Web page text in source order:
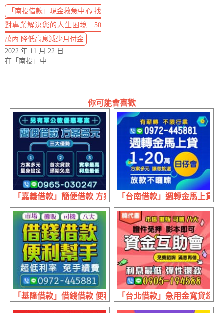
「南投借款」現金救急中心 找
對專業解決您的人生困境 | 50
萬內 降低高息減少月付金
2022 年 11 月 22 日
在「南投」中
你可能會喜歡
「嘉義借款」簡便借款 方案多元 | 三大優勢 實拿最高頭期
「台南借款」週轉金馬上貸
「基隆借款」借錢借款 便利高手 | 超低利率免手續費 市場
「台北借款」急用金寬貸您